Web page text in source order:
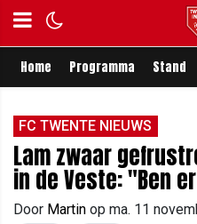
Home Programma Stand
FC TWENTE NIEUWS
Lam zwaar
in de Veste: "Ben
Door Martin op ma. 11